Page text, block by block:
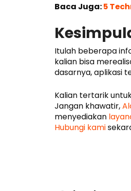
Baca Juga:5
Itulah beberapa
kalian bisa
dasarnya, aplikasi
Kalian tertarik
Jangan khawatir,
menyediakan
Hubungi kami